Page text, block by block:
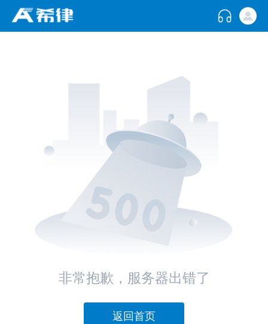
非常抱歉，服务器出错了
返回首页